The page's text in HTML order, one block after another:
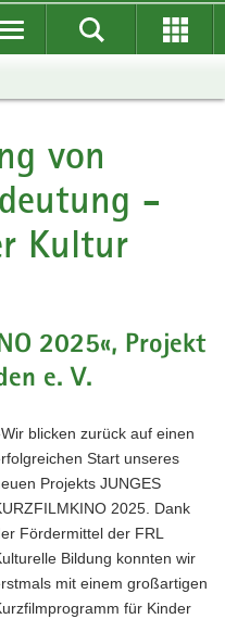
von
-
Kultur
2025«, Projekt
e. V.
blicken zurück auf einen
Start unseres
Projekts JUNGES
2025. Dank
Fördermittel der FRL
Bildung konnten wir
mit einem großartigen
für Kinder